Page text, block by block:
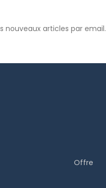
nouveaux articles par email.
Offre